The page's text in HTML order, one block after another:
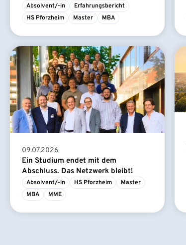
Absolvent/-in
Erfahrungsbericht
HS Pforzheim
Master MBA
09.07.2026
Ein Studium endet mit dem
Abschluss. Das Netzwerk bleibt!
Absolvent/-in HS Pforzheim
Master
MBA
MME